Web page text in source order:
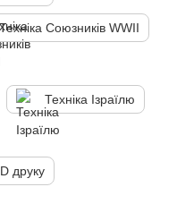
Техніка Союзників WWII
Техніка Ізраїлю
друку